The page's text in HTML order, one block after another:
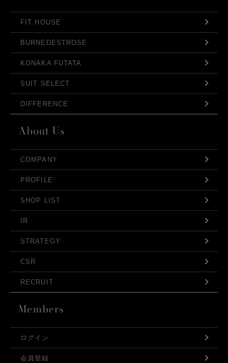
FIT HOUSE
BURNEDESTROSE
KONAKA FUTATA
SUIT SELECT
DIFFERENCE
COMPANY
PROFILE
SHOP LIST
IR
STRATEGY
CSR
RECRUIT
ログイン
会員登録